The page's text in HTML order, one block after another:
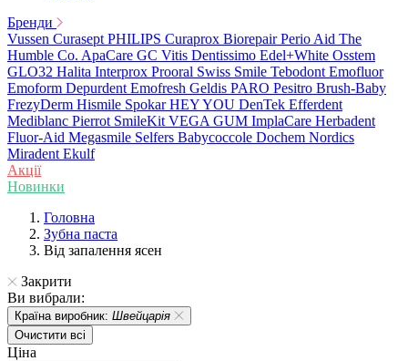
Бренди
Vussen Curasept PHILIPS Curaprox Biorepair Perio Aid The
Humble Co. ApaCare GC Vitis Dentissimo Edel+White Osstem
GLO32 Halita Interprox Prooral Swiss Smile Tebodont Emofluor
Emoform Depurdent Emofresh Geldis PARO Pesitro Brush-Baby
FrezyDerm Hismile Spokar HEY YOU DenTek Efferdent
Mediblanc Pierrot SmileKit VEGA GUM ImplaCare Herbadent
Fluor-Aid Megasmile Selfers Babycoccole Dochem Nordics
Miradent Ekulf
Акції
Новинки
Головна
Зубна паста
Від запалення ясен
Закрити
Ви вибрали:
Країна виробник: Швейцарія
Очистити всі
Ціна